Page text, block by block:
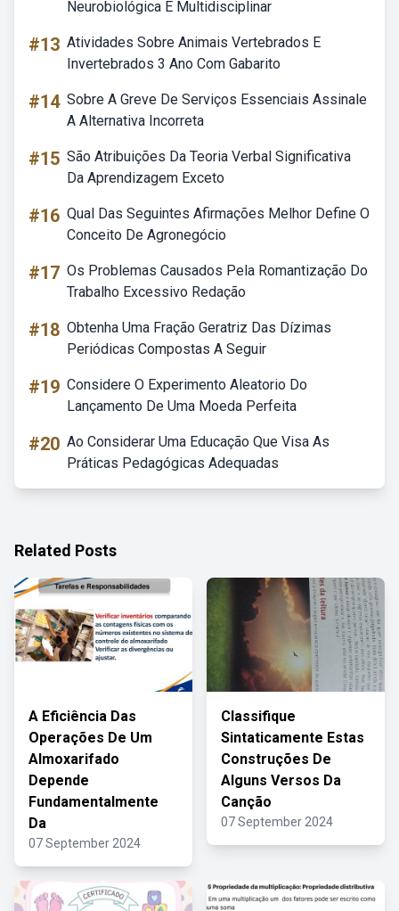
Neurobiológica E Multidisciplinar
#13 Atividades Sobre Animais Vertebrados E
Invertebrados 3 Ano Com Gabarito
#14 Sobre A Greve De Serviços Essenciais Assinale
A Alternativa Incorreta
#15 São Atribuições Da Teoria Verbal Significativa
Da Aprendizagem Exceto
#16 Qual Das Seguintes Afirmações Melhor Define O
Conceito De Agronegócio
#17 Os Problemas Causados Pela Romantização Do
Trabalho Excessivo Redação
#18 Obtenha Uma Fração Geratriz Das Dízimas
Periódicas Compostas A Seguir
#19 Considere O Experimento Aleatorio Do
Lançamento De Uma Moeda Perfeita
#20 Ao Considerar Uma Educação Que Visa As
Práticas Pedagógicas Adequadas
Related Posts
A Eficiência Das
Operações De Um
Almoxarifado
Depende
Fundamentalmente
Da
07 September 2024
Classifique
Sintaticamente Estas
Construções De
Alguns Versos Da
Canção
07 September 2024